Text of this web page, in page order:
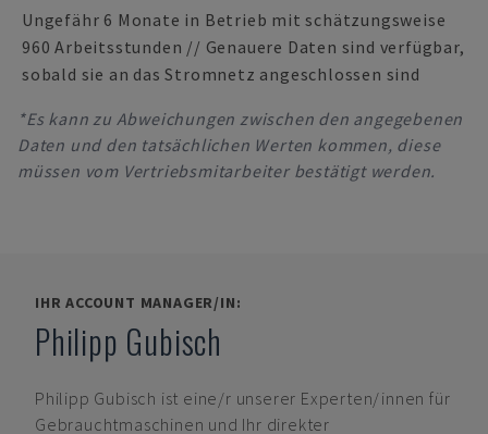
Ungefähr 6 Monate in Betrieb mit schätzungsweise
960 Arbeitsstunden // Genauere Daten sind verfügbar,
sobald sie an das Stromnetz angeschlossen sind
*Es kann zu Abweichungen zwischen den angegebenen
Daten und den tatsächlichen Werten kommen, diese
müssen vom Vertriebsmitarbeiter bestätigt werden.
IHR ACCOUNT MANAGER/IN:
Philipp Gubisch
Philipp Gubisch ist eine/r unserer Experten/innen für
Gebrauchtmaschinen und Ihr direkter